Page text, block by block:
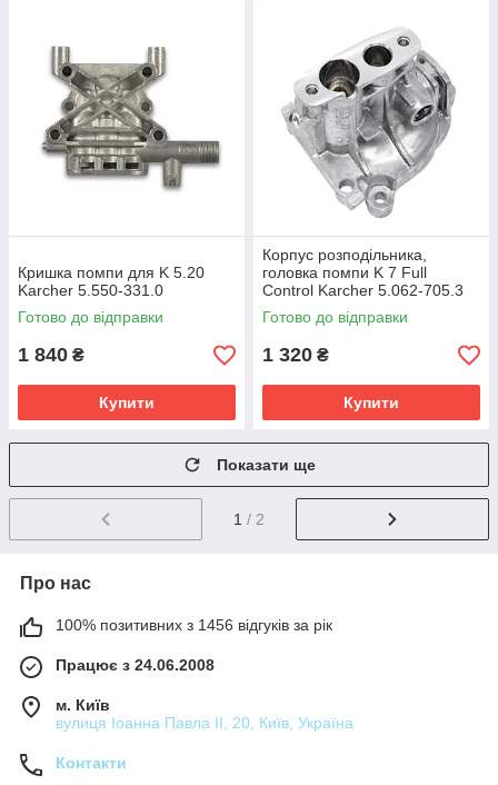
Кришка помпи для K 5.20
Karcher 5.550-331.0
Готово до відправки
1 840 ₴
Купити
Корпус розподільника,
головка помпи K 7 Full
Control Karcher 5.062-705.3
Готово до відправки
1 320 ₴
Купити
Показати ще
1 / 2
Про нас
100% позитивних з 1456 відгуків за рік
Працює з 24.06.2008
м. Київ
вулиця Іоанна Павла ІІ, 20, Київ, Україна
Контакти